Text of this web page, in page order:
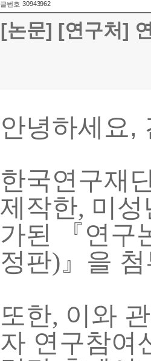
글번호 30943962
[논문] [연구처]
안녕하세요,
한국연구재
제작한, 미
가된
『연구
정판) 』 을
또한, 이와
자 연구참여